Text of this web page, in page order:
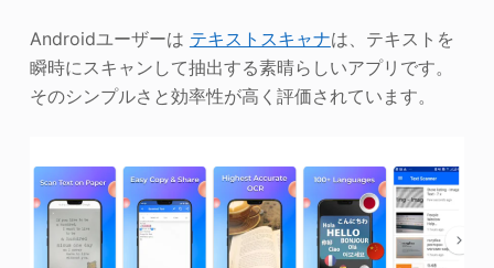
Androidユーザーは テキストスキャナは、テキストを
瞬時にスキャンして抽出する素晴らしいアプリです。
そのシンプルさと効率性が高く評価されています。